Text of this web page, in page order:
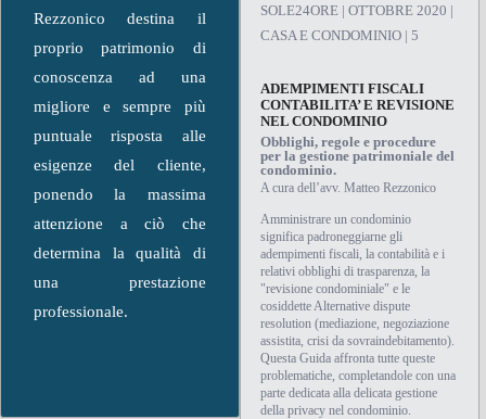
Rezzonico destina il
proprio patrimonio di
conoscenza ad una
migliore e sempre più
puntuale risposta alle
esigenze del cliente,
ponendo la massima
attenzione a ciò che
determina la qualità di
una prestazione
professionale.
SOLE24ORE | OTTOBRE 2020 |
CASA E CONDOMINIO | 5
ADEMPIMENTI FISCALI
CONTABILITA’ E REVISIONE
NEL CONDOMINIO
Obblighi, regole e procedure
per la gestione patrimoniale del
condominio.
A cura dell’avv. Matteo Rezzonico
Amministrare un condominio
significa padroneggiarne gli
adempimenti fiscali, la contabilità e i
relativi obblighi di trasparenza, la
"revisione condominiale" e le
cosiddette Alternative dispute
resolution (mediazione, negoziazione
assistita, crisi da sovraindebitamento).
Questa Guida affronta tutte queste
problematiche, completandole con una
parte dedicata alla delicata gestione
della privacy nel condominio.